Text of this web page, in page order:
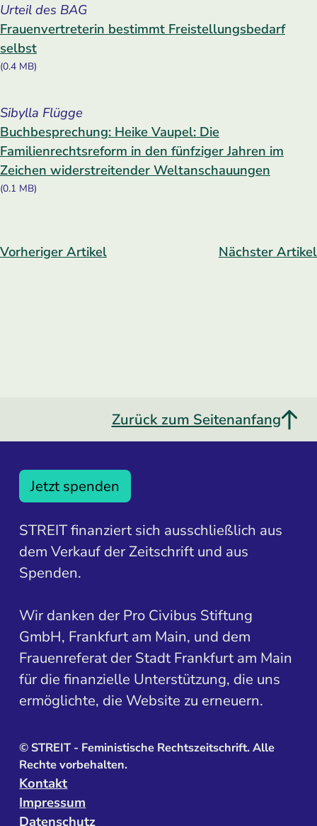
Urteil des BAG
Frauenvertreterin bestimmt Freistellungsbedarf
selbst
(0.4 MB)
Sibylla Flügge
Buchbesprechung: Heike Vaupel: Die
Familienrechtsreform in den fünfziger Jahren im
Zeichen widerstreitender Weltanschauungen
(0.1 MB)
Vorheriger Artikel Nächster Artikel
Zurück zum Seitenanfang
Jetzt spenden
STREIT finanziert sich ausschließlich aus
dem Verkauf der Zeitschrift und aus
Spenden.
Wir danken der Pro Civibus Stiftung
GmbH, Frankfurt am Main, und dem
Frauenreferat der Stadt Frankfurt am Main
für die finanzielle Unterstützung, die uns
ermöglichte, die Website zu erneuern.
© STREIT - Feministische Rechtszeitschrift. Alle
Rechte vorbehalten.
Kontakt
Impressum
Datenschutz